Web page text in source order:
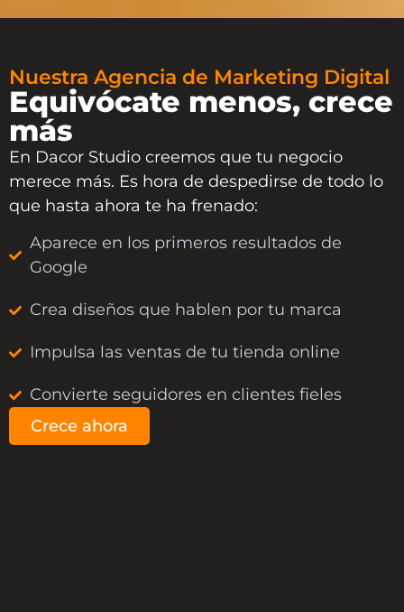
Nuestra Agencia de Marketing Digital
Equivócate menos, crece
más
En Dacor Studio creemos que tu negocio
merece más. Es hora de despedirse de todo lo
que hasta ahora te ha frenado:
Aparece en los primeros resultados de
Google
Crea diseños que hablen por tu marca
Impulsa las ventas de tu tienda online
Convierte seguidores en clientes fieles
Crece ahora